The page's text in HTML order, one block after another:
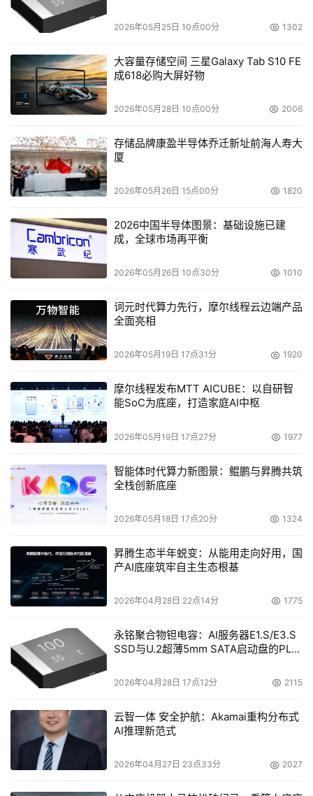
升。通过此次收购以及在软件、AI 赋能的产品、互联硬件
和可持续发展等领域的持续研发投入，西门子正不断加大对
战略性增长领域的资本分配。
本文来源于DOIT传媒，文章内容仅供参考，不构成投资建议。
2026年05月25日 10点00分 1302
大容量存储空间 三星Galaxy Tab S10 FE
成618必购大屏好物
2026年05月28日 10点00分 2006
存储品牌康盈半导体乔迁新址前海人寿大
厦
2026年05月26日 15点00分 1820
2026中国半导体图景：基础设施已建
成，全球市场再平衡
2026年05月26日 10点30分 1010
词元时代算力先行，摩尔线程云边端产品
全面亮相
2026年05月19日 17点31分 1920
摩尔线程发布MTT AICUBE：以自研智
能SoC为底座，打造家庭AI中枢
2026年05月19日 17点27分 1977
智能体时代算力新图景：鲲鹏与昇腾共筑
全栈创新底座
2026年05月18日 17点20分 1324
昇腾生态半年蜕变：从能用走向好用，国
产AI底座筑牢自主生态根基
2026年04月28日 22点14分 1775
永铭聚合物钽电容：AI服务器E1.S/E3.S
SSD与U.2超薄5mm SATA启动盘的PLP
2026年04月28日 17点12分 2115
云智一体 安全护航：Akamai重构分布式
AI推理新范式
2026年04月27日 23点33分 2027